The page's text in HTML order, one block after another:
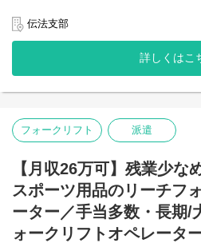
【ポイントその2：正社員登用あり！】
アルバイトで入社した方でも、
希望すれば基本的には全員社員にな
現場で経験を積んだあとは、様々な
未経験入社から管理職にまで上り詰
もちろん、あなたの活躍のためのサ
【仕事内容】
大阪市此花区にある拠点にて、クレ
・規定のチェックリストに沿ったク
・部品の消耗具合の確認や簡単な清
・その他、付随する軽作業※資格取
【ここがポイント！】
かもしれませんが、スタート時点で
要です！
未経験からでもイチから手順を覚え
ださい。さらに、働きながらゆくゆ
指せる環境なので、未経験から一生
方にピッタリです。
伝法支部
詳しくはこ
フォークリフト 派遣
【月収26万可】残業少な
スポーツ用品のリーチフ
ーター／手当多数・長期/
ォークリフトオペレータ